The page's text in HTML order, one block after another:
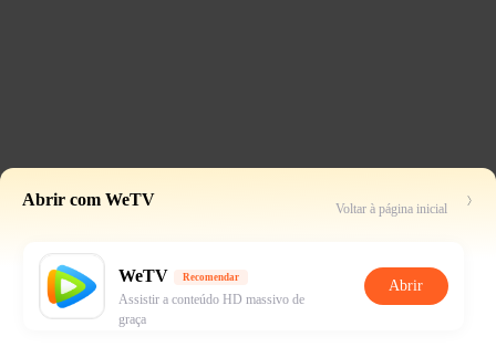
Abrir com WeTV Voltar à página inicial
WeTV Recomendar
Assistir a conteúdo HD massivo de
graça
Abrir